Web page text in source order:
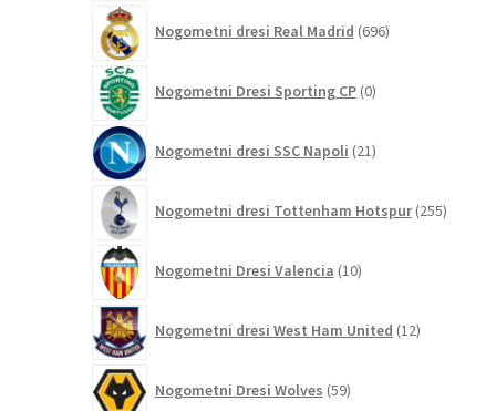
Nogometni dresi Real Madrid 696izdelkov
Nogometni Dresi Sporting CP 0izdelkov
Nogometni dresi SSC Napoli 21izdelkov
Nogometni dresi Tottenham Hotspur 255
Nogometni Dresi Valencia 10izdelkov
Nogometni dresi West Ham United 12izdelkov
Nogometni Dresi Wolves 59izdelkov